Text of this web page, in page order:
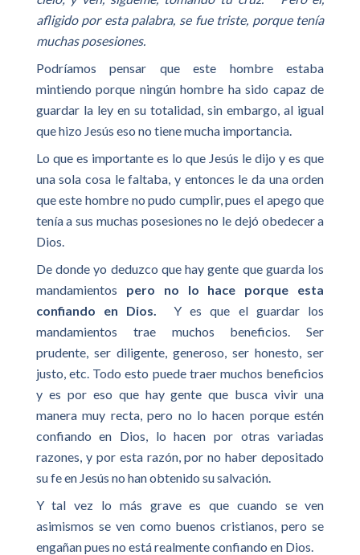
afligido por esta palabra, se fue triste, porque tenía
muchas posesiones.
Podríamos pensar que este hombre estaba
mintiendo porque ningún hombre ha sido capaz de
guardar la ley en su totalidad, sin embargo, al igual
que hizo Jesús eso no tiene mucha importancia.
Lo que es importante es lo que Jesús le dijo y es que
una sola cosa le faltaba, y entonces le da una orden
que este hombre no pudo cumplir, pues el apego que
tenía a sus muchas posesiones no le dejó obedecer a
Dios.
De donde yo deduzco que hay gente que guarda los
mandamientos pero no lo hace porque esta
confiando en Dios.
Y es que el guardar los
mandamientos trae muchos beneficios. Ser
prudente, ser diligente, generoso, ser honesto, ser
justo, etc. Todo esto puede traer muchos beneficios
y es por eso que hay gente que busca vivir una
manera muy recta, pero no lo hacen porque estén
confiando en Dios, lo hacen por otras variadas
razones, y por esta razón, por no haber depositado
su fe en Jesús no han obtenido su salvación.
Y tal vez lo más grave es que cuando se ven
asimismos se ven como buenos cristianos, pero se
engañan pues no está realmente confiando en Dios.